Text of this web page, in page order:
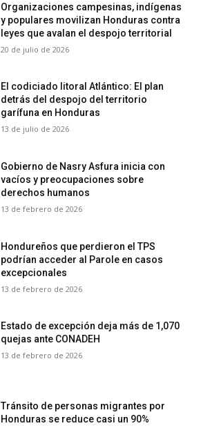
Organizaciones campesinas, indígenas
y populares movilizan Honduras contra
leyes que avalan el despojo territorial
20 de julio de 2026
El codiciado litoral Atlántico: El plan
detrás del despojo del territorio
garífuna en Honduras
13 de julio de 2026
Gobierno de Nasry Asfura inicia con
vacíos y preocupaciones sobre
derechos humanos
13 de febrero de 2026
Hondureños que perdieron el TPS
podrían acceder al Parole en casos
excepcionales
13 de febrero de 2026
Estado de excepción deja más de 1,070
quejas ante CONADEH
13 de febrero de 2026
Tránsito de personas migrantes por
Honduras se reduce casi un 90%